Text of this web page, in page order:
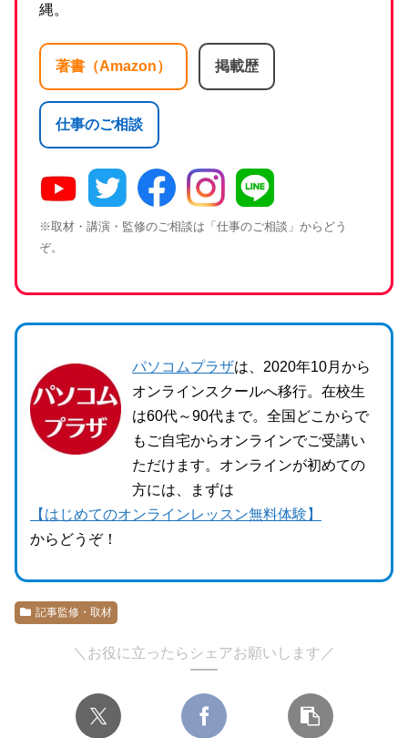
縄。
著書（Amazon） 掲載歴
仕事のご相談
※取材・講演・監修のご相談は「仕事のご相談」からどう
ぞ。
パソコムプラザは、2020年10月から
オンラインスクールへ移行。在校生
は60代～90代まで。全国どこからで
もご自宅からオンラインでご受講い
ただけます。オンラインが初めての
方には、まずは
【はじめてのオンラインレッスン無料体験】
からどうぞ！
記事監修・取材
＼お役に立ったらシェアお願いします／